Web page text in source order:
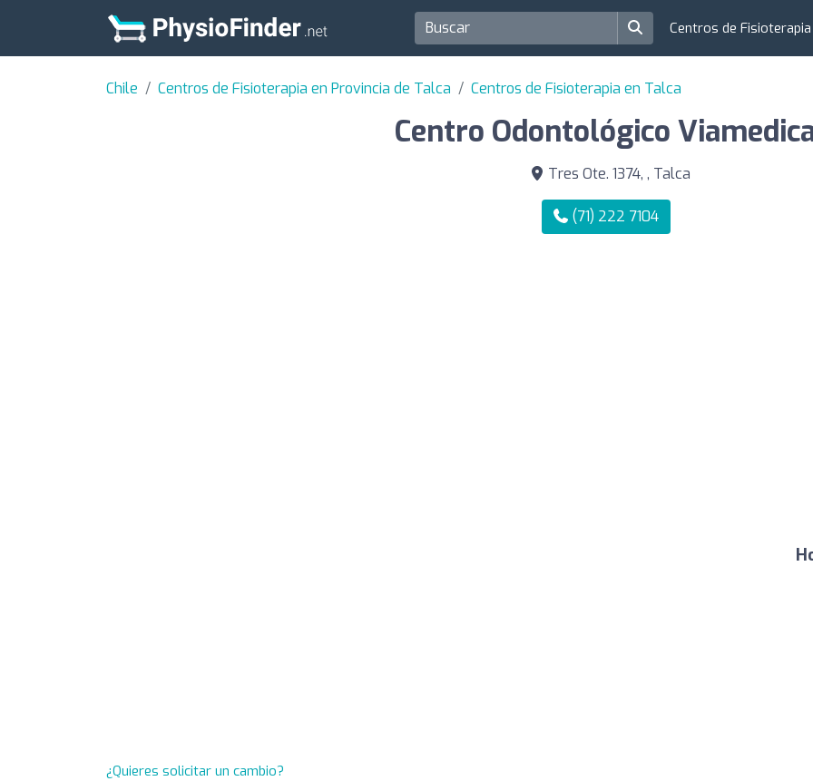
Centros de Fisioterapia
Chile Centros de Fisioterapia en Provincia de Talca Centros de Fisioterapia en Talca
Centro Odontológico
Tres Ote. 1374, , Talca
(71) 222 7104
¿Quieres solicitar un cambio?